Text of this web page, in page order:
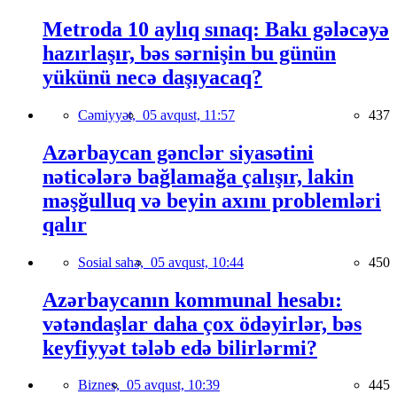
Metroda 10 aylıq sınaq: Bakı gələcəyə
hazırlaşır, bəs sərnişin bu günün
yükünü necə daşıyacaq?
Cəmiyyət, 05 avqust, 11:57 437
Azərbaycan gənclər siyasətini
nəticələrə bağlamağa çalışır, lakin
məşğulluq və beyin axını problemləri
qalır
Sosial sahə, 05 avqust, 10:44 450
Azərbaycanın kommunal hesabı:
vətəndaşlar daha çox ödəyirlər, bəs
keyfiyyət tələb edə bilirlərmi?
Biznes, 05 avqust, 10:39 445